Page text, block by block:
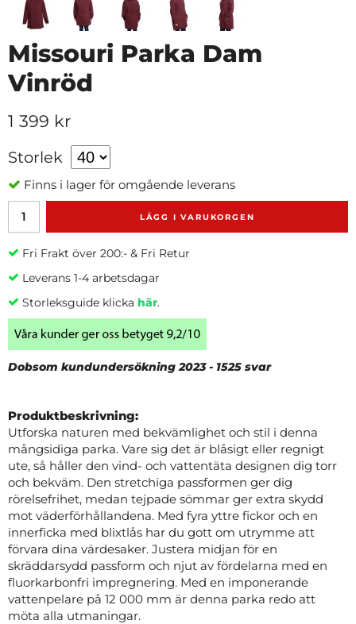
Missouri Parka Dam
Vinröd
1 399 kr
Storlek
Finns i lager för omgående leverans
LÄGG I VARUKORGEN
Fri Frakt över 200:- & Fri Retur
Leverans 1-4 arbetsdagar
Storleksguide klicka här.
Dobsom kundundersökning 2023 - 1525 svar
Produktbeskrivning:
Utforska naturen med bekvämlighet och stil i denna
mångsidiga parka. Vare sig det är blåsigt eller regnigt
ute, så håller den vind- och vattentäta designen dig torr
och bekväm. Den stretchiga passformen ger dig
rörelsefrihet, medan tejpade sömmar ger extra skydd
mot väderförhållandena. Med fyra yttre fickor och en
innerficka med blixtlås har du gott om utrymme att
förvara dina värdesaker. Justera midjan för en
skräddarsydd passform och njut av fördelarna med en
fluorkarbonfri impregnering. Med en imponerande
vattenpelare på 12 000 mm är denna parka redo att
möta alla utmaningar.